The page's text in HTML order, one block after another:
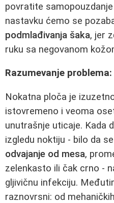
povratite
nastavku ćemo se
podmlađivanja šaka, jer
ruku sa negovanom
Razumevanje
Nokatna ploča je
istovremeno i veoma
unutrašnje uticaje. Kada
izgledu noktiju - bilo da
odvajanje od mesa,
zelenkasto ili čak crno -
gljivičnu infekciju.
raznovrsni: od